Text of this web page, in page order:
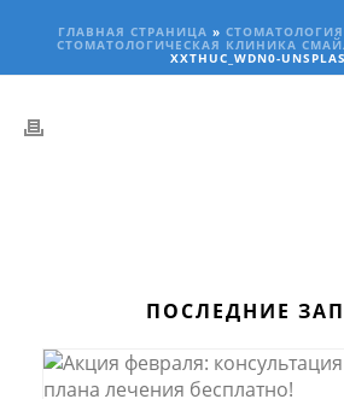
ГЛАВНАЯ СТРАНИЦА »
СТОМАТОЛОГИЧЕСКАЯ КЛИНИКА
XXTHUC_WDN0-
ПОСЛЕДНИЕ